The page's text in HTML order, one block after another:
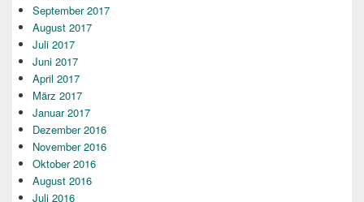
September 2017
August 2017
Juli 2017
Juni 2017
April 2017
März 2017
Januar 2017
Dezember 2016
November 2016
Oktober 2016
August 2016
Juli 2016